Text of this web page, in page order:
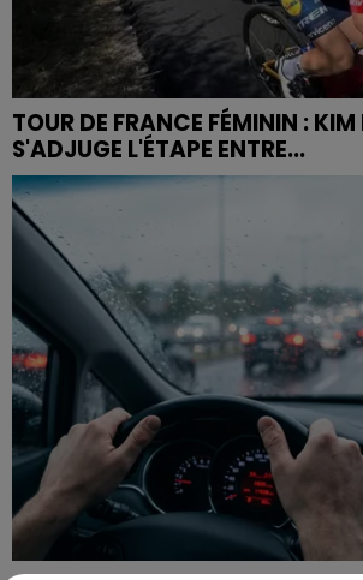
TOUR DE FRANCE FÉMININ : KIM
S'ADJUGE L'ÉTAPE ENTRE...